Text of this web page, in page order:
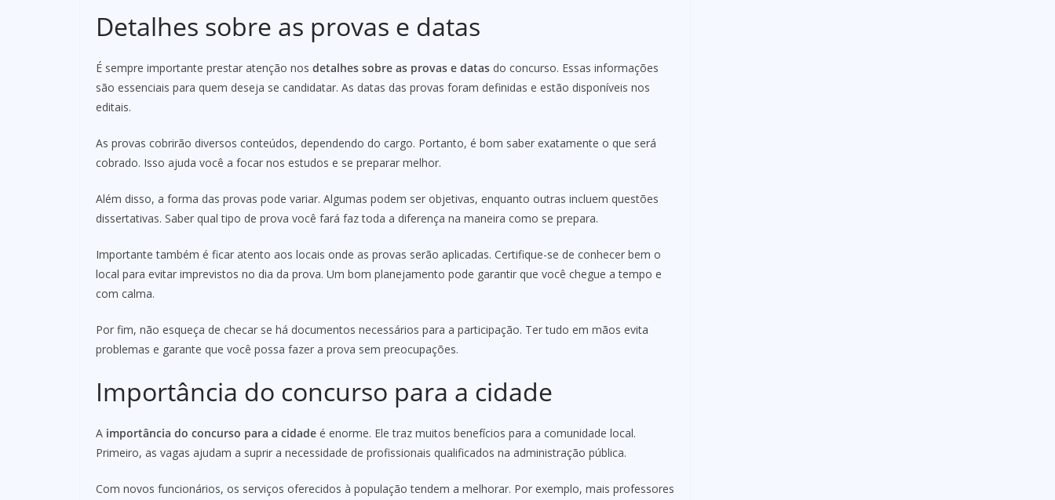
Detalhes sobre as provas e datas
É sempre importante prestar atenção nos detalhes sobre as provas e datas do concurso. Essas informações
são essenciais para quem deseja se candidatar. As datas das provas foram definidas e estão disponíveis nos
editais.
As provas cobrirão diversos conteúdos, dependendo do cargo. Portanto, é bom saber exatamente o que será
cobrado. Isso ajuda você a focar nos estudos e se preparar melhor.
Além disso, a forma das provas pode variar. Algumas podem ser objetivas, enquanto outras incluem questões
dissertativas. Saber qual tipo de prova você fará faz toda a diferença na maneira como se prepara.
Importante também é ficar atento aos locais onde as provas serão aplicadas. Certifique-se de conhecer bem o
local para evitar imprevistos no dia da prova. Um bom planejamento pode garantir que você chegue a tempo e
com calma.
Por fim, não esqueça de checar se há documentos necessários para a participação. Ter tudo em mãos evita
problemas e garante que você possa fazer a prova sem preocupações.
Importância do concurso para a cidade
A importância do concurso para a cidade é enorme. Ele traz muitos benefícios para a comunidade local.
Primeiro, as vagas ajudam a suprir a necessidade de profissionais qualificados na administração pública.
Com novos funcionários, os serviços oferecidos à população tendem a melhorar. Por exemplo, mais professores